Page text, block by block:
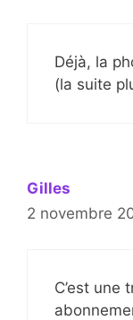
Déjà, la
(la suite
Gilles
2 novembre
C’est une